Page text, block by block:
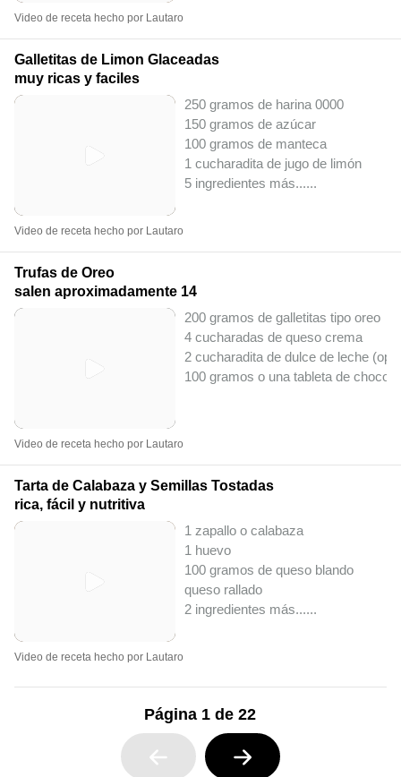
Video de receta hecho por Lautaro
Galletitas de Limon Glaceadas
muy ricas y faciles
250 gramos de harina 0000
150 gramos de azúcar
100 gramos de manteca
1 cucharadita de jugo de limón
5 ingredientes más......
Video de receta hecho por Lautaro
Trufas de Oreo
salen aproximadamente 14
200 gramos de galletitas tipo oreo
4 cucharadas de queso crema
2 cucharadita de dulce de leche
100 gramos o una tableta de
Video de receta hecho por Lautaro
Tarta de Calabaza y Semillas Tostadas
rica, fácil y nutritiva
1 zapallo o calabaza
1 huevo
100 gramos de queso blando
queso rallado
2 ingredientes más......
Video de receta hecho por Lautaro
Página 1 de 22